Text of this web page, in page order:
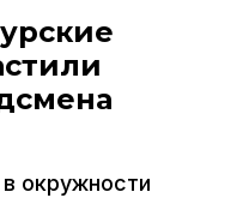
окружности